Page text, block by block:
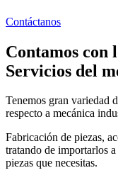
Contáctanos
Contamos con
Servicios del
Tenemos gran variedad
respecto a mecánica
Fabricación de piezas,
tratando de importarlos
piezas que necesitas.